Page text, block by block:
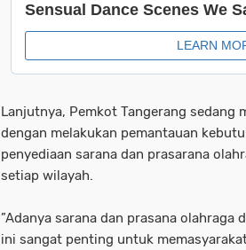
Lanjutnya, Pemkot Tangerang sedang
dengan melakukan pemantauan
penyediaan sarana dan prasarana
setiap wilayah.
”Adanya sarana dan prasana
ini sangat penting untuk